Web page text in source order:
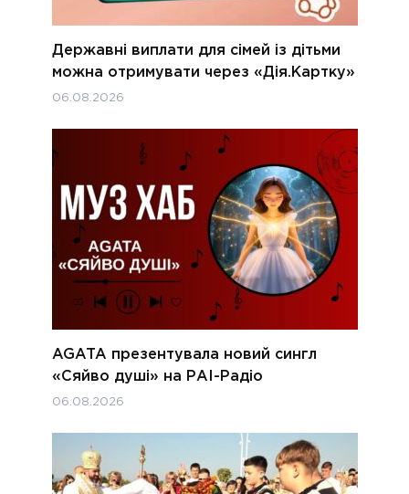
Державні виплати для сімей із дітьми
можна отримувати через «Дія.Картку»
06.08.2026
AGATA презентувала новий сингл
«Сяйво душі» на РАІ-Радіо
06.08.2026